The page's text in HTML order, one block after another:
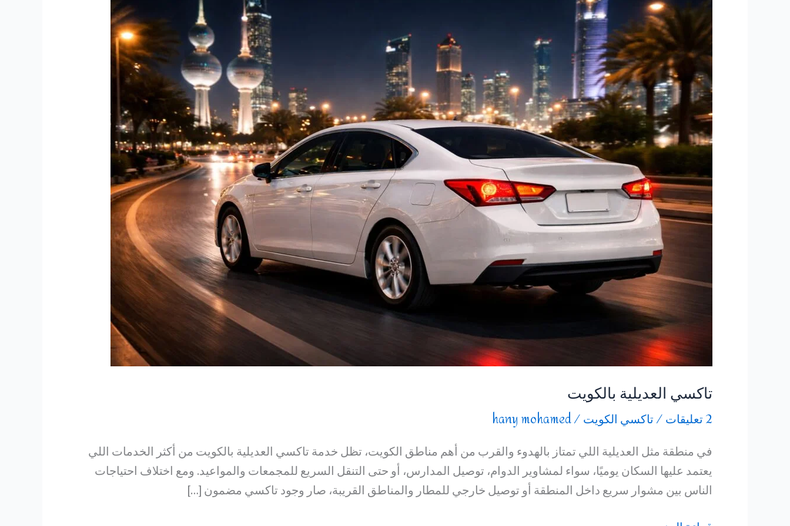
تاكسي العديلية بالكويت
2 تعليقات /تاكسي الكويت/
hany mohamed
في منطقة مثل العديلية اللي تمتاز بالهدوء والقرب من أهم مناطق الكويت، تظل خدمة تاكسي العديلية بالكويت من أكثر الخدمات اللي
يعتمد عليها السكان يوميًا، سواء لمشاوير الدوام، توصيل المدارس، أو حتى التنقل السريع للمجمعات والمواعيد. ومع اختلاف احتياجات
الناس بين مشوار سريع داخل المنطقة أو توصيل خارجي للمطار والمناطق القريبة، صار وجود تاكسي مضمون […]